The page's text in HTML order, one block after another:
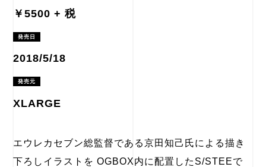
￥5500 + 税
発売日
2018/5/18
発売元
XLARGE
エウレカセブン総監督である京田知己氏による描き
下ろしイラストを OGBOX内に配置したS/STEEで